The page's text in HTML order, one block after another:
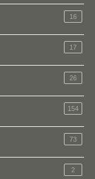
16
17
26
154
73
2